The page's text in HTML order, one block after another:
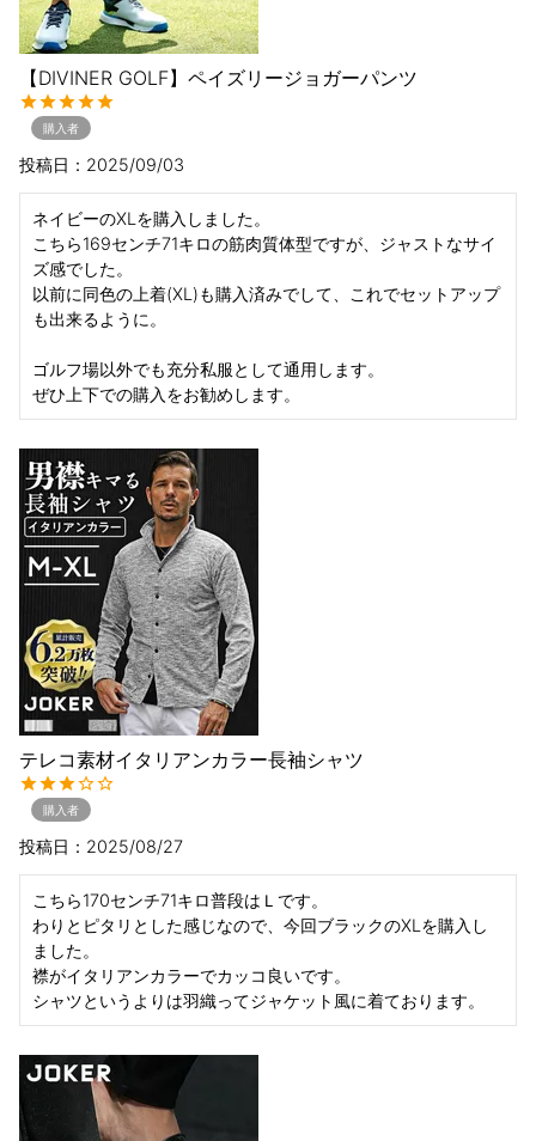
【DIVINER GOLF】ペイズリージョガーパンツ
購入者
投稿日 2025/09/03
ネイビーのXLを購入しました。
こちら169センチ71キロの筋肉質体型ですが、ジャストなサイ
ズ感でした。
以前に同色の上着(XL)も購入済みでして、これでセットアップ
も出来るように。
ゴルフ場以外でも充分私服として通用します。
ぜひ上下での購入をお勧めします。
テレコ素材イタリアンカラー長袖シャツ
購入者
投稿日 2025/08/27
こちら170センチ71キロ普段はＬです。
わりとピタリとした感じなので、今回ブラックのXLを購入し
ました。
襟がイタリアンカラーでカッコ良いです。